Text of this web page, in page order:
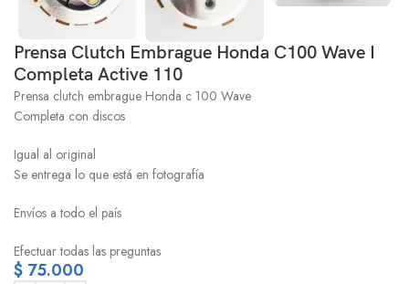
Prensa Clutch Embrague Honda C100 Wave I
Completa Active 110
Prensa clutch embrague Honda c 100 Wave
Completa con discos
Igual al original
Se entrega lo que está en fotografía
Envíos a todo el país
Efectuar todas las preguntas
$ 75.000